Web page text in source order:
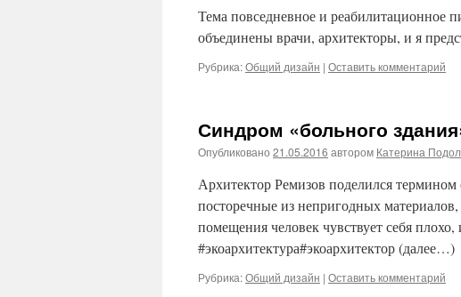
Тема повседневное и реабилитационное
объединены врачи, архитекторы, и я
Рубрика:Общий дизайн | Оставить комментарий
Синдром «больного
Опубликовано 21.05.2016 автором Катерина
Архитектор Ремизов поделился
посторечные из непригодных
помещения человек чувствует себя
#экоархитектура#экоархитектор (далее…)
Рубрика:Общий дизайн | Оставить комментарий